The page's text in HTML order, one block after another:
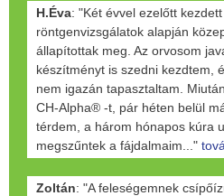
H.Éva: "Két évvel ezelőtt
röntgenvizsgálatok alapján
állapítottak meg. Az orvosom
készítményt is szedni kezdtem,
nem igazán tapasztaltam.
CH-Alpha® -t, pár héten belül
térdem, a három hónapos kúra
megszűntek a fájdalmaim..."
Zoltán: "A feleségemnek